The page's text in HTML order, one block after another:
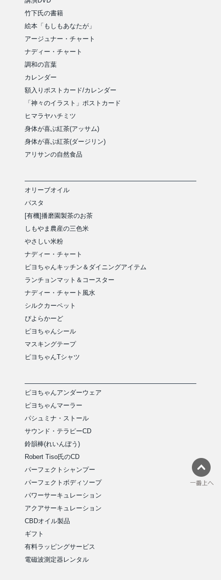
竹下氏の書籍
絵本「もしもあなたが」
アージュナー・チャート
ナディー・チャート
調和の言葉
カレンダー
額入りポストカード/カレンダー
「神々のイラスト」ポストカード
ヒマラヤハチミツ
身体が喜ぶ紅茶(アッサム)
身体が喜ぶ紅茶(ダージリン)
アリサンの自然食品
オリーブオイル
パスタ
[有機]播磨園製茶のお茶
しもやま農産の三色米
やさしい米粉
ナディー・チャート
ピヨちゃんキッチン＆ダイニングアイテム
ランチョンマット＆コースター
ナディー・チャート風水
シルクカーペット
ぴよらかーど
ピヨちゃんシール
マスキングテープ
ピヨちゃんTシャツ
ピヨちゃんアンダーウェア
ピヨちゃんマーラー
パシュミナ・ストール
サウンド・テラピーCD
鈴韻棒(れいんぼう)
Robert Tiso氏のCD
パーフェクトシャンプー
パーフェクトボディソープ
パワーサーキュレーション
アクアサーキュレーション
CBDオイル製品
ギフト
有料ラッピングサービス
電磁波測定器レンタル